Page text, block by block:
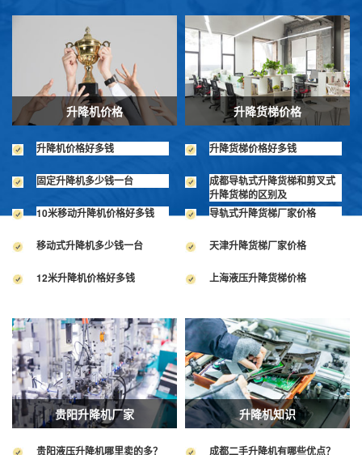
升降机价格
升降机价格好多钱
固定升降机多少钱一台
10米移动升降机价格好多钱
移动式升降机多少钱一台
12米升降机价格好多钱
升降货梯价格
升降货梯价格好多钱
成都导轨式升降货梯和剪叉式
升降货梯的区别及
导轨式升降货梯厂家价格
天津升降货梯厂家价格
上海液压升降货梯价格
贵阳升降机厂家
贵阳液压升降机哪里卖的多？
升降机知识
成都二手升降机有哪些优点？